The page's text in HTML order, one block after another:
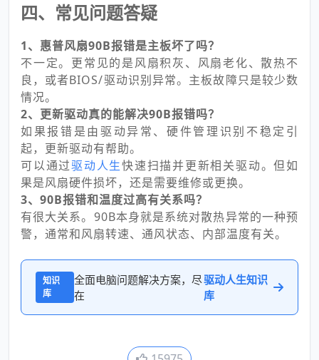
四、常见问题答疑
1、惠普风扇90B报错是主板坏了吗？
不一定。更常见的是风扇积灰、风扇老化、散热不
良，或者BIOS/驱动识别异常。主板故障只是较少数
情况。
2、更新驱动真的能解决90B报错吗？
如果报错是由驱动异常、硬件管理识别不稳定引
起，更新驱动有帮助。
可以通过驱动人生快速扫描并更新相关驱动。但如
果是风扇硬件损坏，还是需要维修或更换。
3、90B报错和温度过高有关系吗？
有很大关系。90B本身就是系统对散热异常的一种预
警，通常和风扇转速、通风状态、内部温度有关。
知识
库
全面电脑问题解决方案，尽
在
驱动人生知识
库